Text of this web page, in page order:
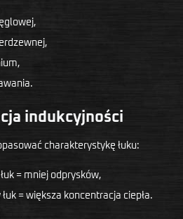
indukcyjności
charakterystykę łuku:
= mniej odprysków,
= większa koncentracja ciepła.